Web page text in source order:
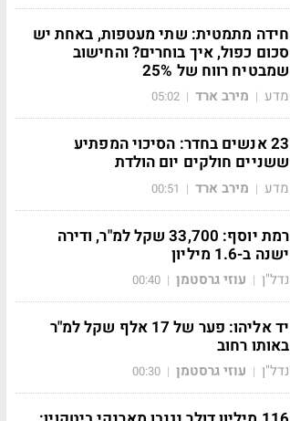
חידה מתמטית: שתי מעטפות, באחת יש
סכום כפול, איך בוחרים? והחישוב
שמבטיח רווח של 25%
מדע | מירב ארד |
05:02
23 אנשים בחדר: הסיכוי המפתיע
ששניים חולקים יום הולדת
מדע | מירב ארד |
00:51
רמת יוסף: 33,700 שקל למ"ר, ודירה
ישנה ב-1.6 מיליון
נדל"ן | עוזי גרסטמן |
00:40
יד אליהו: פער של 17 אלף שקל למ"ר
באותו רחוב
נדל"ן | עוזי גרסטמן |
00:30